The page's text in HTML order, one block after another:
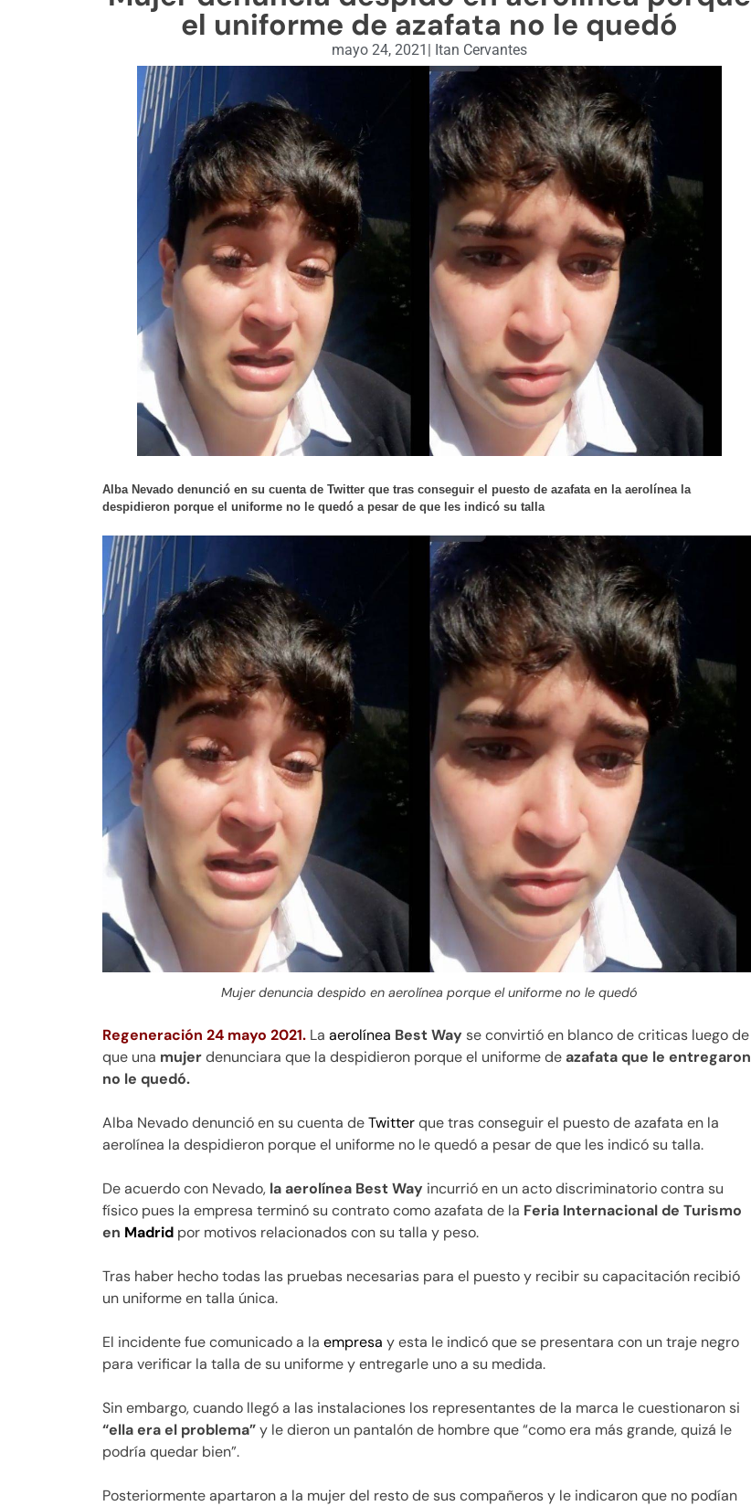
el uniforme de azafata no le quedó
mayo 24, 2021 Itan Cervantes
Alba Nevado denunció en su cuenta de Twitter que tras conseguir el puesto de azafata en la aerolínea la
despidieron porque el uniforme no le quedó a pesar de que les indicó su talla
Mujer denuncia despido en aerolínea porque el uniforme no le quedó
Regeneración 24 mayo 2021. La aerolínea Best Wayse convirtió en blanco de criticas luego de
que una mujerdenunciara que la despidieron porque el uniforme deazafata que le entregaron
no le quedó.
Alba Nevado denunció en su cuenta deTwitterque tras conseguir el puesto de azafata en la
aerolínea la despidieron porque el uniforme no le quedó a pesar de que les indicó su talla.
De acuerdo con Nevado, la aerolínea Best Way incurrió en un acto discriminatorio contra su
físico pues la empresa terminó su contrato como azafata de la Feria Internacional de Turismo
en Madrid por motivos relacionados con su talla y peso.
Tras haber hecho todas las pruebas necesarias para el puesto y recibir su capacitación recibió
un uniforme en talla única.
El incidente fue comunicado a la empresa y esta le indicó que se presentara con un traje negro
para verificar la talla de su uniforme y entregarle uno a su medida.
Sin embargo, cuando llegó a las instalaciones los representantes de la marca le cuestionaron si
“ella era el problema”y le dieron un pantalón de hombre que “como era más grande, quizá le
podría quedar bien”.
Posteriormente apartaron a la mujer del resto de sus compañeros y le indicaron que no podían